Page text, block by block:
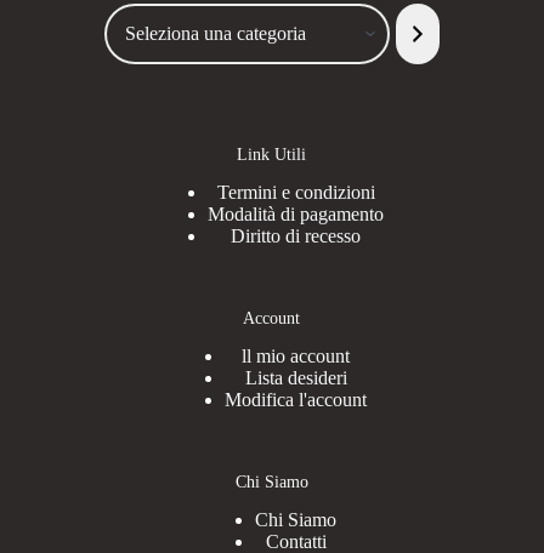
Seleziona
una
categoria
Link Utili
Termini e condizioni
Modalità di pagamento
Diritto di recesso
Account
ll mio account
Lista desideri
Modifica l'account
Chi Siamo
Chi Siamo
Contatti